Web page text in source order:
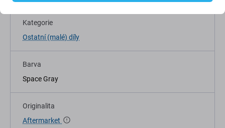
Kategorie
Ostatní (malé) díly
Barva
Space Gray
Originalita
Aftermarket